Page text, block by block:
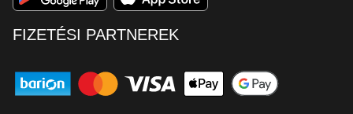
FIZETÉSI PARTNEREK